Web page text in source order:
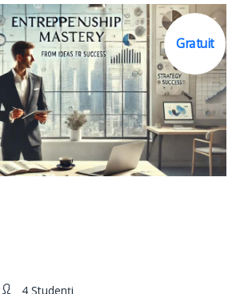
Gratuit
4 Studenți